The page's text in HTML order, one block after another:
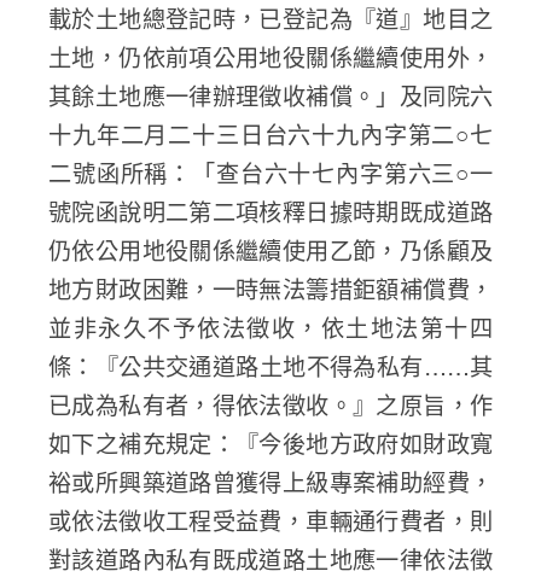
載於土地總登記時，已登記為『道』地目之
土地，仍依前項公用地役關係繼續使用外，
其餘土地應一律辦理徵收補償。」及同院六
十九年二月二十三日台六十九內字第二○七
二號函所稱：「查台六十七內字第六三○一
號院函說明二第二項核釋日據時期既成道路
仍依公用地役關係繼續使用乙節，乃係顧及
地方財政困難，一時無法籌措鉅額補償費，
並非永久不予依法徵收，依土地法第十四
條：『公共交通道路土地不得為私有……其
已成為私有者，得依法徵收。』之原旨，作
如下之補充規定：『今後地方政府如財政寬
裕或所興築道路曾獲得上級專案補助經費，
或依法徵收工程受益費，車輛通行費者，則
對該道路內私有既成道路土地應一律依法徵